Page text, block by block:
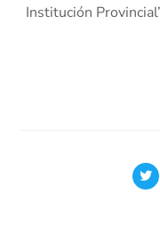
Institución